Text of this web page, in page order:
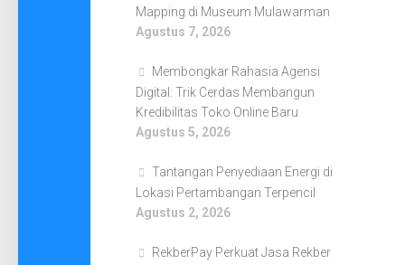
Mapping di Museum Mulawarman
Agustus 7, 2026
Membongkar Rahasia Agensi
Digital: Trik Cerdas Membangun
Kredibilitas Toko Online Baru
Agustus 5, 2026
Tantangan Penyediaan Energi di
Lokasi Pertambangan Terpencil
Agustus 2, 2026
RekberPay Perkuat Jasa Rekber